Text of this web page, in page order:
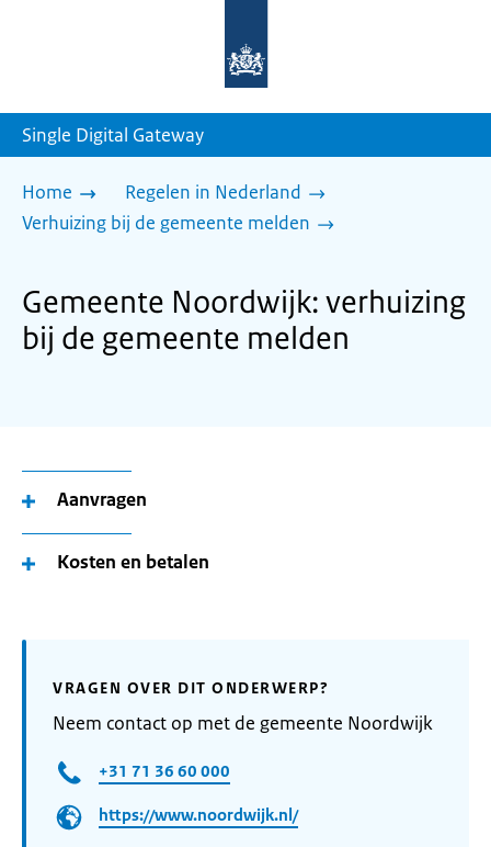
homepage
Single Digital Gateway
Home
Regelen in Nederland
Verhuizing bij de gemeente melden
Gemeente Noordwijk: verhuizing
bij de gemeente melden
Aanvragen
Kosten en betalen
VRAGEN OVER DIT ONDERWERP?
Neem contact op met de gemeente Noordwijk
+31 71 36 60 000
https://www.noordwijk.nl/